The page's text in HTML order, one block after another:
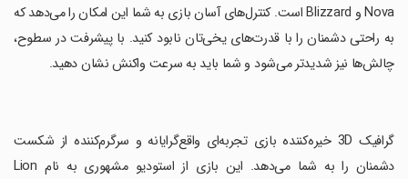
Nova و Blizzard است. کنترل‌های آسان بازی به شما این امکان را می‌دهد که
به راحتی دشمنان را با قدرت‌های یخی‌تان نابود کنید. با پیشرفت در سطوح،
چالش‌ها نیز شدیدتر می‌شود و شما باید به سرعت واکنش نشان دهید.
‏گرافیک 3D خیره‌کننده بازی تجربه‌ای واقع‌گرایانه و سرگرم‌کننده از شکست
دشمنان را به شما می‌دهد. این بازی از استودیو مشهوری به نام Lion